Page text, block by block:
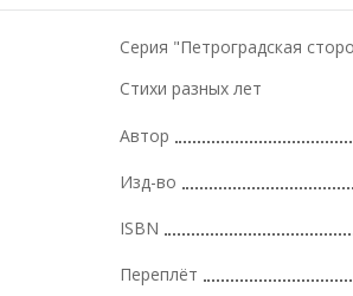
Серия "Петроградская
Стихи разных лет
Автор
Изд-во
ISBN
Переплёт